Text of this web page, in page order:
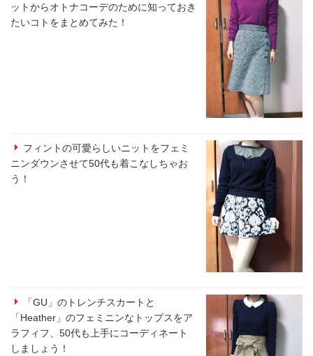
ットからオトナコーデのために知っておき
たいコトをまとめてみた！
フィントの可愛らしいニットをフェミ
ニンダウンさせて50代も着こなしちゃお
う！
「GU」のトレンチスカートと
「Heather」のフェミニンなトップスをア
ラフィフ、50代も上手にコーディネート
しましょう！